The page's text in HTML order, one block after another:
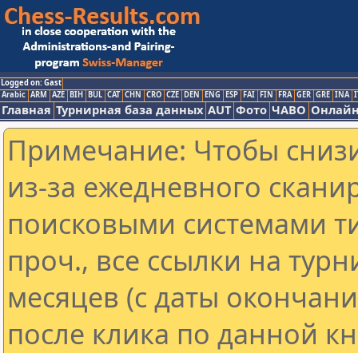
Logged on: Gast
Arabic ARM AZE BIH BUL CAT CHN CRO CZE DEN ENG ESP FAI FIN FRA GER GRE INA
Главная Турнирная база данных AUT Фото ЧАВО
Примечание: Чтобы
из-за ежедневного
поисковыми системами
проч., все ссылки на
месяцев (с даты
после клика по данной